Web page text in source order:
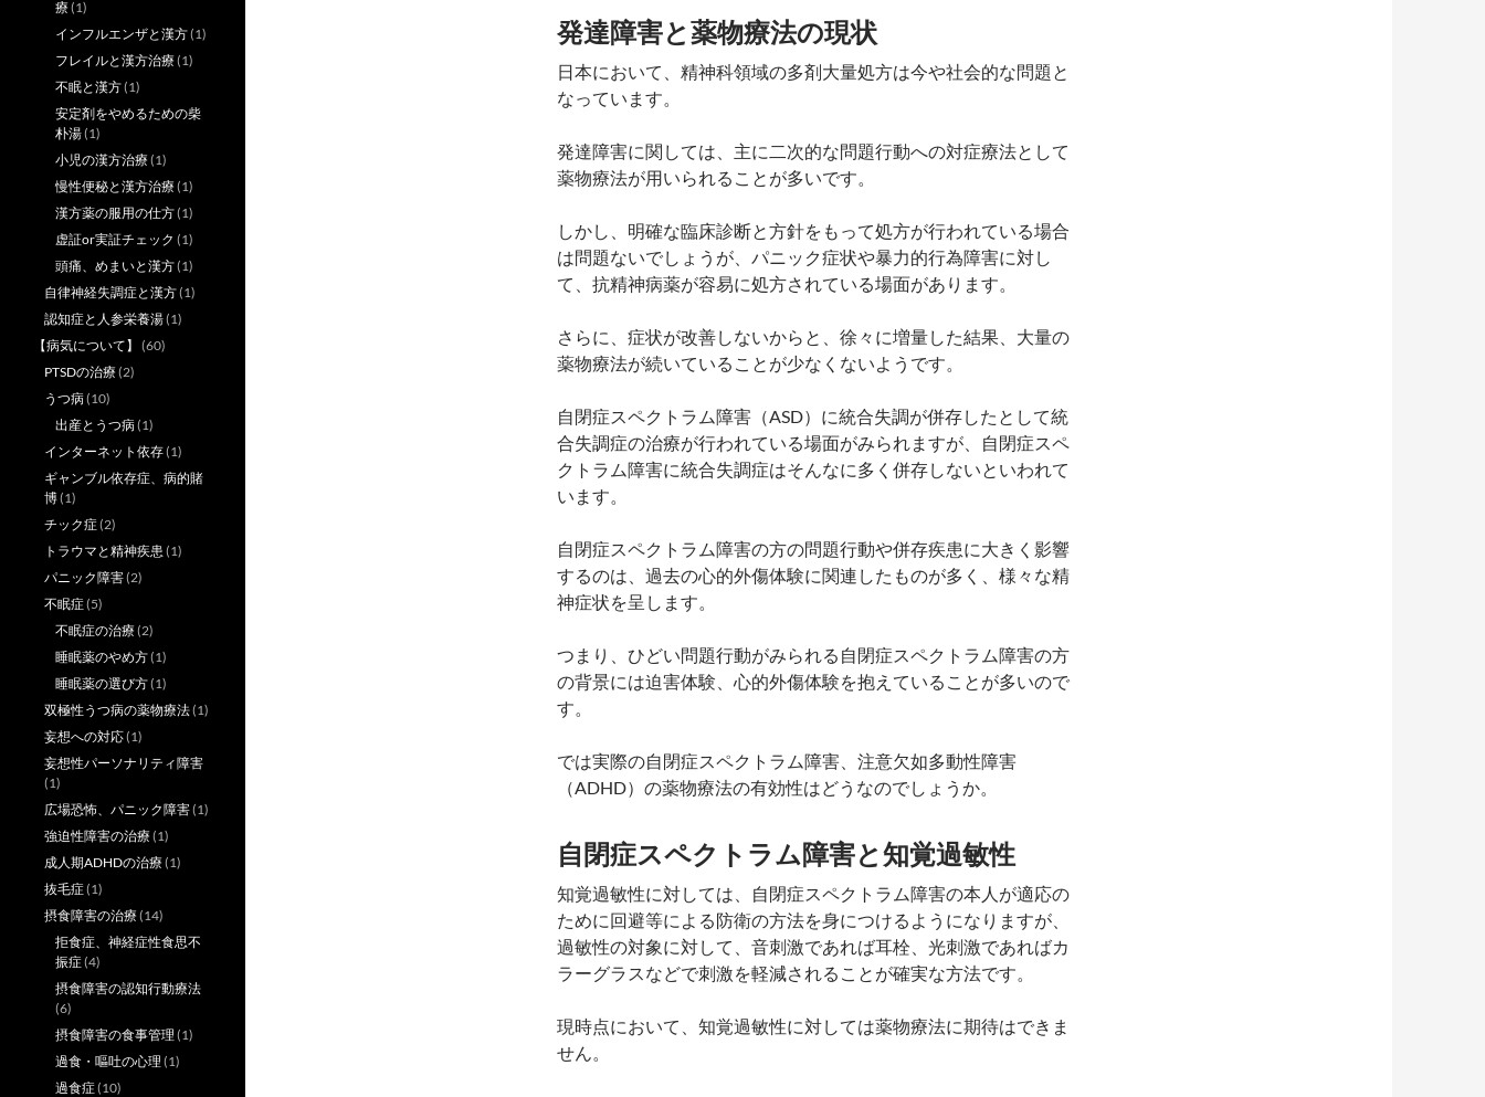
発達障害と薬物療法の現状
日本において、精神科領域の多剤大量処方は今や社会的な問題と
なっています。
発達障害に関しては、主に二次的な問題行動への対症療法として
薬物療法が用いられることが多いです。
しかし、明確な臨床診断と方針をもって処方が行われている場合
は問題ないでしょうが、パニック症状や暴力的行為障害に対し
て、抗精神病薬が容易に処方されている場面があります。
さらに、症状が改善しないからと、徐々に増量した結果、大量の
薬物療法が続いていることが少なくないようです。
自閉症スペクトラム障害（ASD）に統合失調が併存したとして統
合失調症の治療が行われている場面がみられますが、自閉症スペ
クトラム障害に統合失調症はそんなに多く併存しないといわれて
います。
自閉症スペクトラム障害の方の問題行動や併存疾患に大きく影響
するのは、過去の心的外傷体験に関連したものが多く、様々な精
神症状を呈します。
つまり、ひどい問題行動がみられる自閉症スペクトラム障害の方
の背景には迫害体験、心的外傷体験を抱えていることが多いので
す。
では実際の自閉症スペクトラム障害、注意欠如多動性障害
（ADHD）の薬物療法の有効性はどうなのでしょうか。
自閉症スペクトラム障害と知覚過敏性
知覚過敏性に対しては、自閉症スペクトラム障害の本人が適応の
ために回避等による防衛の方法を身につけるようになりますが、
過敏性の対象に対して、音刺激であれば耳栓、光刺激であればカ
ラーグラスなどで刺激を軽減されることが確実な方法です。
現時点において、知覚過敏性に対しては薬物療法に期待はできま
せん。
療(1)
インフルエンザと漢方(1)
フレイルと漢方治療(1)
不眠と漢方(1)
安定剤をやめるための柴
朴湯(1)
小児の漢方治療(1)
慢性便秘と漢方治療(1)
漢方薬の服用の仕方(1)
虚証or実証チェック (1)
頭痛、めまいと漢方(1)
自律神経失調症と漢方(1)
認知症と人参栄養湯(1)
【病気について】
(60)
PTSDの治療(2)
うつ病(10)
出産とうつ病(1)
インターネット依存(1)
ギャンブル依存症、病的賭
博(1)
チック症(2)
トラウマと精神疾患 (1)
パニック障害(2)
不眠症(5)
不眠症の治療(2)
睡眠薬のやめ方(1)
睡眠薬の選び方(1)
双極性うつ病の薬物療法(1)
妄想への対応(1)
妄想性パーソナリティ障害
(1)
広場恐怖、パニック障害(1)
強迫性障害の治療(1)
成人期ADHDの治療(1)
抜毛症(1)
摂食障害の治療(14)
拒食症、神経症性食思不
振症(4)
摂食障害の認知行動療法
(6)
摂食障害の食事管理 (1)
過食・嘔吐の心理 (1)
過食症(10)